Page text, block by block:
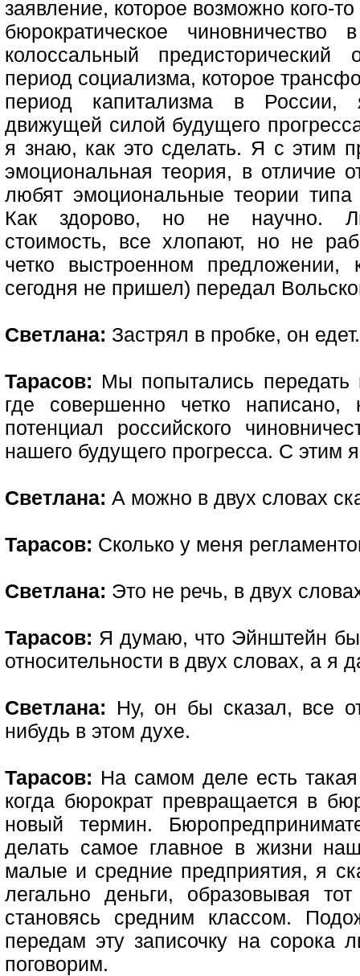
заявление, которое возможно кого-
бюрократическое
колоссальный
период социализма, которое
период капитализма в России,
движущей силой будущего
я знаю, как это сделать. Я с этим
эмоциональная теория, в отличие
любят эмоциональные теории
Как здорово, но не научно.
стоимость, все хлопают, но не
четко выстроенном предложении,
сегодня не пришел) передал
Светлана: Застрял в пробке, он едет.
Тарасов: Мы попытались передать
где совершенно четко написано,
потенциал российского
нашего будущего прогресса. С этим
Светлана: А можно в двух словах
Тарасов: Сколько у меня
Светлана: Это не речь, в двух
Тарасов: Я думаю, что Эйнштейн
относительности в двух словах, а я
Светлана: Ну, он бы сказал, все
нибудь в этом духе.
Тарасов: На самом деле есть
когда бюрократ превращается в
новый термин.
делать самое главное в жизни
малые и средние предприятия, я
легально деньги, образовывая
становясь средним классом.
передам эту записочку на сорока
поговорим.